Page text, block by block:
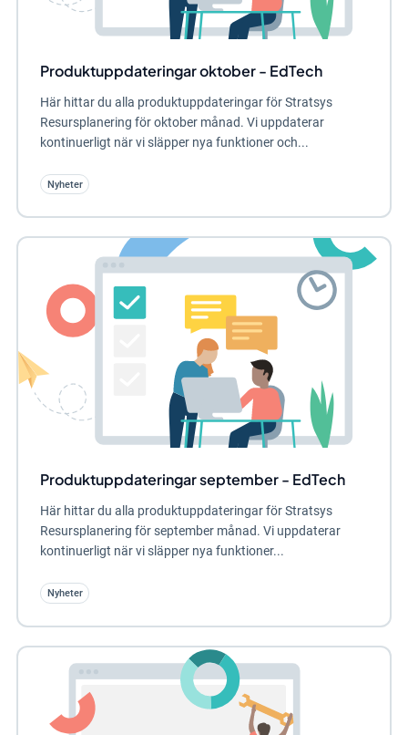
Produktuppdateringar oktober - EdTech
Här hittar du alla produktuppdateringar för Stratsys
Resursplanering för oktober månad. Vi uppdaterar
kontinuerligt när vi släpper nya funktioner och...
Nyheter
Produktuppdateringar september - EdTech
Här hittar du alla produktuppdateringar för Stratsys
Resursplanering för september månad. Vi uppdaterar
kontinuerligt när vi släpper nya funktioner...
Nyheter